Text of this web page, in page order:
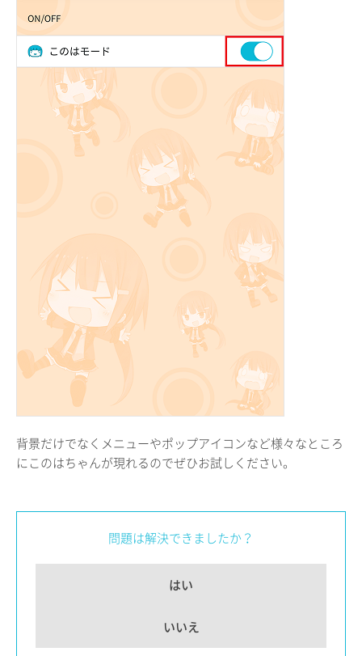
背景だけでなくメニューやポップアイコンなど様々なところ
にこのはちゃんが現れるのでぜひお試しください。
問題は解決できましたか？
はい
いいえ